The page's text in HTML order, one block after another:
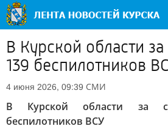
В Курской области
139 беспилотников
4 июня 2026, 09:39 СМИ
В Курской области за
беспилотников ВСУ